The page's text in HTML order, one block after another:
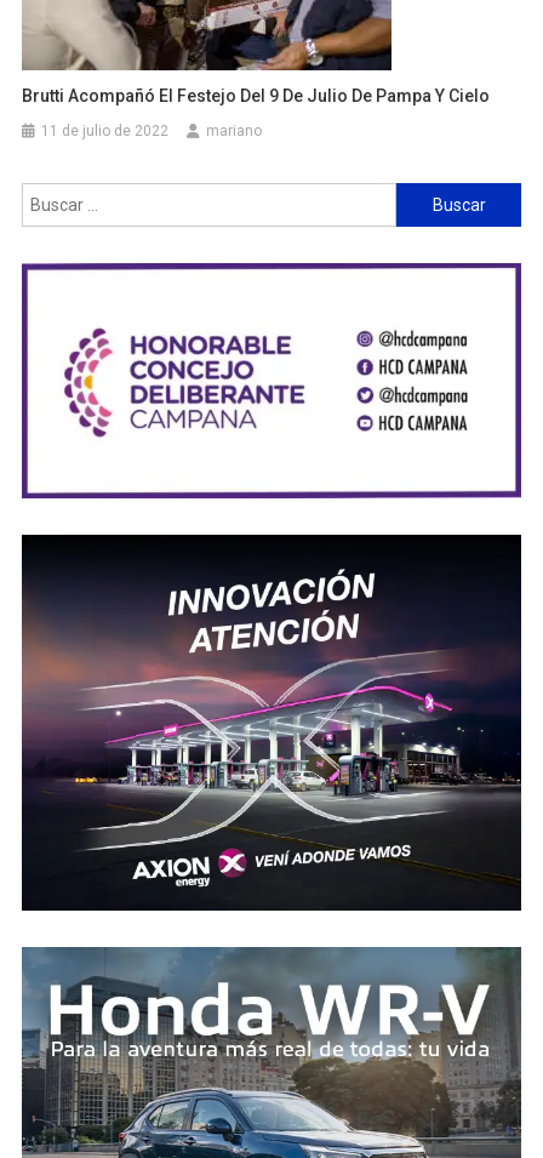
Brutti Acompañó El Festejo Del 9 De Julio De Pampa Y Cielo
11 de julio de 2022 mariano
Buscar: